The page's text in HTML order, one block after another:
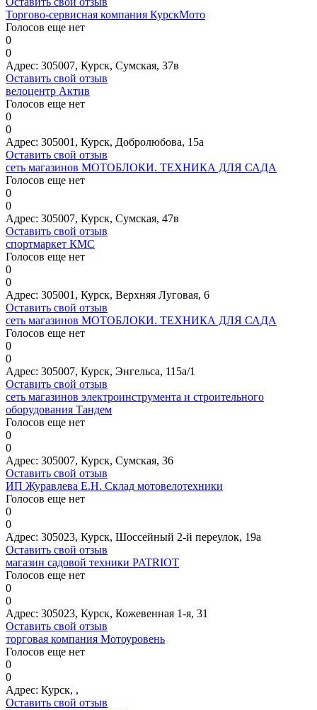
Торгово-сервисная компания КурскМото
Голосов еще нет
0
0
Адрес: 305007, Курск, Сумская, 37в
Оставить свой отзыв
велоцентр Актив
Голосов еще нет
0
0
Адрес: 305001, Курск, Добролюбова, 15а
Оставить свой отзыв
сеть магазинов МОТОБЛОКИ. ТЕХНИКА ДЛЯ САДА
Голосов еще нет
0
0
Адрес: 305007, Курск, Сумская, 47в
Оставить свой отзыв
спортмаркет КМС
Голосов еще нет
0
0
Адрес: 305001, Курск, Верхняя Луговая, 6
Оставить свой отзыв
сеть магазинов МОТОБЛОКИ. ТЕХНИКА ДЛЯ САДА
Голосов еще нет
0
0
Адрес: 305007, Курск, Энгельса, 115а/1
Оставить свой отзыв
сеть магазинов электроинструмента и строительного
оборудования Тандем
Голосов еще нет
0
0
Адрес: 305007, Курск, Сумская, 36
Оставить свой отзыв
ИП Журавлева Е.Н. Склад мотовелотехники
Голосов еще нет
0
0
Адрес: 305023, Курск, Шоссейный 2-й переулок, 19а
Оставить свой отзыв
магазин садовой техники PATRIOT
Голосов еще нет
0
0
Адрес: 305023, Курск, Кожевенная 1-я, 31
Оставить свой отзыв
торговая компания Мотоуровень
Голосов еще нет
0
0
Адрес: Курск, ,
Оставить свой отзыв